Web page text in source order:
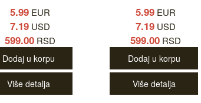
5.99EUR
7.19USD
599.00RSD
Dodaj u korpu
Više detalja
5.99EUR
7.19USD
599.00RSD
Dodaj u korpu
Više detalja